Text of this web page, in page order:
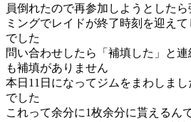
員倒れたので再参加しようとした
ミングでレイドが終了時刻を迎え
でした
問い合わせしたら「補填した」と
も補填がありません
本日11日になってジムをまわしま
でした
これって余分に1枚余分に貰えるん